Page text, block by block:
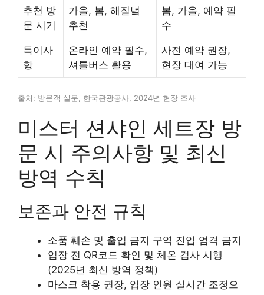
추천 방
문 시기
가을, 봄, 해질녘
추천
봄, 가을, 예약 필
수
특이사
항
온라인 예약 필수,
셔틀버스 활용
사전 예약 권장,
현장 대여 가능
출처: 방문객 설문, 한국관광공사, 2024년 현장 조사
미스터 션샤인 세트장 방
문 시 주의사항 및 최신
방역 수칙
보존과 안전 규칙
소품 훼손 및 출입 금지 구역 진입 엄격 금지
입장 전 QR코드 확인 및 체온 검사 시행
(2025년 최신 방역 정책)
마스크 착용 권장, 입장 인원 실시간 조정으